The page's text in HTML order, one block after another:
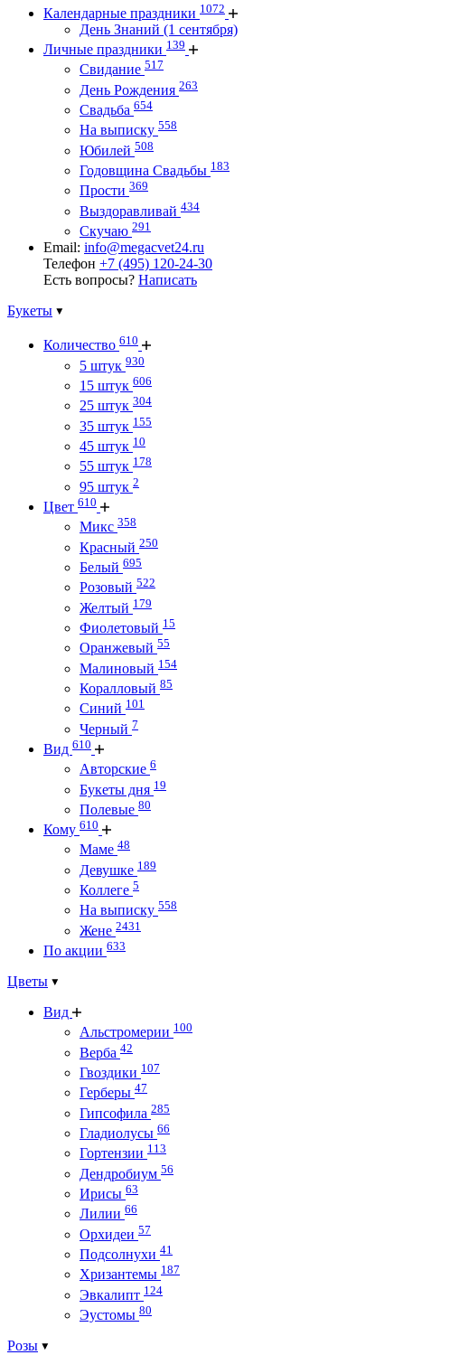
Календарные праздники 1072
День Знаний (1 сентября)
Личные праздники 139
Свидание 517
День Рождения 263
Свадьба 654
На выписку 558
Юбилей 508
Годовщина Свадьбы 183
Прости 369
Выздоравливай 434
Скучаю 291
Email: info@megacvet24.ru
Телефон +7 (495) 120-24-30
Есть вопросы? Написать
Букеты
Количество 610
5 штук 930
15 штук 606
25 штук 304
35 штук 155
45 штук 10
55 штук 178
95 штук 2
Цвет 610
Микс 358
Красный 250
Белый 695
Розовый 522
Желтый 179
Фиолетовый 15
Оранжевый 55
Малиновый 154
Коралловый 85
Синий 101
Черный 7
Вид 610
Авторские 6
Букеты дня 19
Полевые 80
Кому 610
Маме 48
Девушке 189
Коллеге 5
На выписку 558
Жене 2431
По акции 633
Цветы
Вид
Альстромерии 100
Верба 42
Гвоздики 107
Герберы 47
Гипсофила 285
Гладиолусы 66
Гортензии 113
Дендробиум 56
Ирисы 63
Лилии 66
Орхидеи 57
Подсолнухи 41
Хризантемы 187
Эвкалипт 124
Эустомы 80
Розы